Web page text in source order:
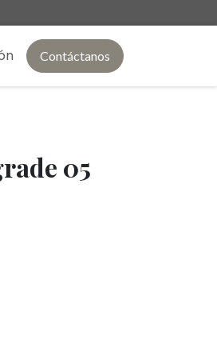
Contáctanos
05